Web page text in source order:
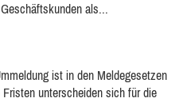
als...
ist in den Meldegesetzen
unterscheiden sich für die